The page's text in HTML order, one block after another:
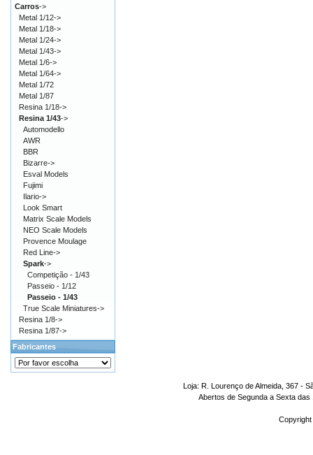
Carros->
Metal 1/12->
Metal 1/18->
Metal 1/24->
Metal 1/43->
Metal 1/6->
Metal 1/64->
Metal 1/72
Metal 1/87
Resina 1/18->
Resina 1/43->
Automodello
AWR
BBR
Bizarre->
Esval Models
Fujimi
Ilario->
Look Smart
Matrix Scale Models
NEO Scale Models
Provence Moulage
Red Line->
Spark->
Competição - 1/43
Passeio - 1/12
Passeio - 1/43
True Scale Miniatures->
Resina 1/8->
Resina 1/87->
Fabricantes
Loja: R. Lourenço de Almeida, 367 -
Abertos de Segunda a Sexta